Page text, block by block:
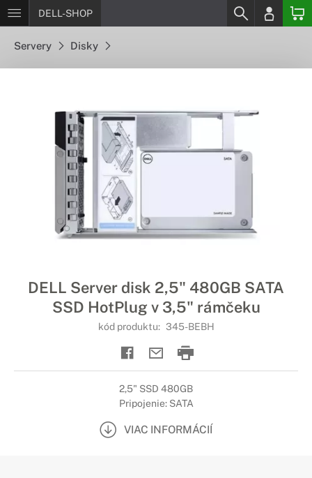
DELL-SHOP
Servery Disky
DELL Server disk 2,5" 480GB SATA
SSD HotPlug v 3,5" rámčeku
kód produktu: 345-BEBH
2,5" SSD 480GB
Pripojenie: SATA
VIAC INFORMÁCIÍ